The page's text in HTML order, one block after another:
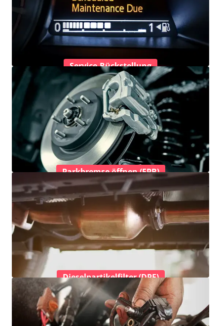
Service-Rückstellung
Parkbremse öffnen (EPB)
Dieselpartikelfilter (DPF)